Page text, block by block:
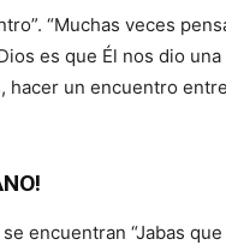
“Muchas veces
es que Él nos dio
hacer un encuentro
encuentran “Jabas